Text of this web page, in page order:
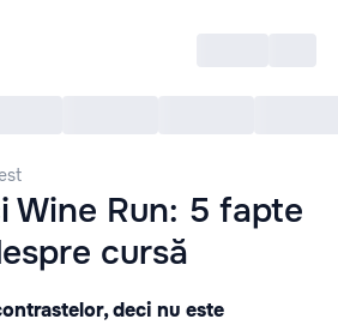
Wine Run: 5 fapte
cursă
deci nu este